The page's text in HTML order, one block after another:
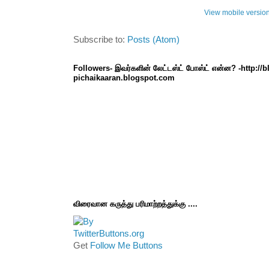
View mobile
Subscribe to: Posts (Atom)
Followers- இவர்களின் லேட்டஸ்ட் போஸ்ட் என்ன? -http://
pichaikaaran.blogspot.com
விரைவான கருத்து பரிமாற்றத்துக்கு ....
Get Follow Me Buttons